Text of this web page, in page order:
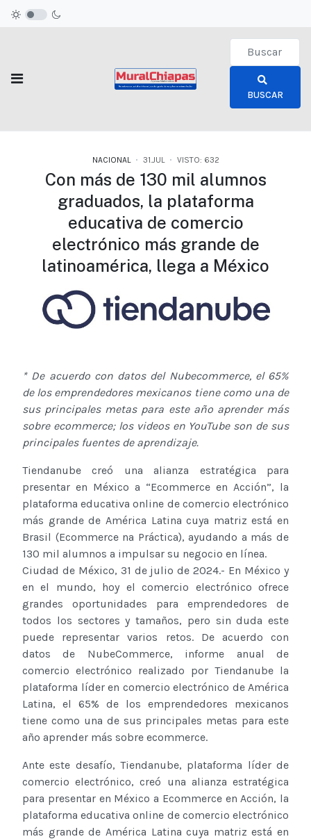
Type 2 or
BUSCAR
NACIONAL 31.JUL VISTO: 632
Con más de 130 mil alumnos
graduados, la plataforma
educativa de comercio
electrónico más grande de
latinoamérica, llega a México
* De acuerdo con datos del Nubecommerce, el 65%
de los emprendedores mexicanos tiene como una de
sus principales metas para este año aprender más
sobre ecommerce; los videos en YouTube son de sus
principales fuentes de aprendizaje.
Tiendanube creó una alianza estratégica para
presentar en México a “Ecommerce en Acción”, la
plataforma educativa online de comercio electrónico
más grande de América Latina cuya matriz está en
Brasil (Ecommerce na Práctica), ayudando a más de
130 mil alumnos a impulsar su negocio en línea.
Ciudad de México, 31 de julio de 2024.- En México y
en el mundo, hoy el comercio electrónico ofrece
grandes oportunidades para emprendedores de
todos los sectores y tamaños, pero sin duda este
puede representar varios retos. De acuerdo con
datos de NubeCommerce, informe anual de
comercio electrónico realizado por Tiendanube la
plataforma líder en comercio electrónico de América
Latina, el 65% de los emprendedores mexicanos
tiene como una de sus principales metas para este
año aprender más sobre ecommerce.
Ante este desafío, Tiendanube, plataforma líder de
comercio electrónico, creó una alianza estratégica
para presentar en México a Ecommerce en Acción, la
plataforma educativa online de comercio electrónico
más grande de América Latina cuya matriz está en